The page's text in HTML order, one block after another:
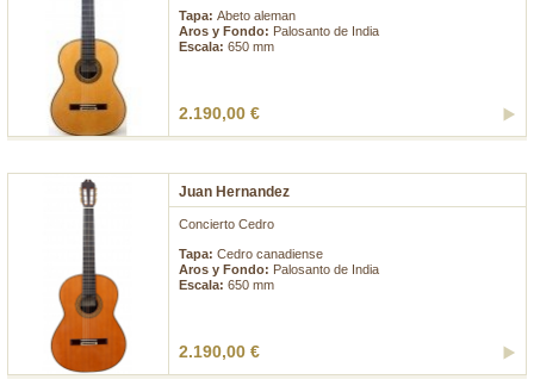
Tapa: Abeto aleman
Aros y Fondo: Palosanto de India
Escala: 650 mm
2.190,00 €
Juan Hernandez
Concierto Cedro
Tapa: Cedro canadiense
Aros y Fondo: Palosanto de India
Escala: 650 mm
2.190,00 €